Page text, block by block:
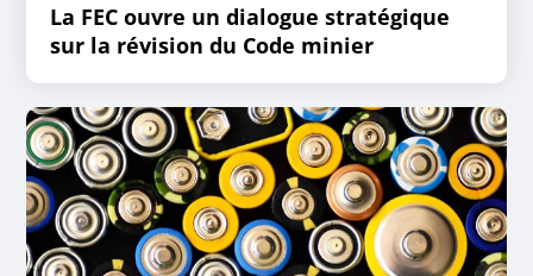
La FEC ouvre un dialogue stratégique
sur la révision du Code minier